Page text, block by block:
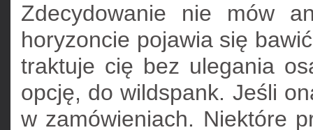
Zdecydowanie nie mów
horyzoncie pojawia się
traktuje cię bez ulegania
opcję, do wildspank. Jeśli
w zamówieniach. Niektóre